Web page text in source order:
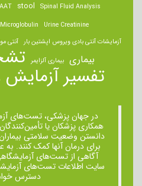
Spinal Fluid Analysis
stool
Urine Creatinine
آزمایشات آنتی بادی ویروس اپشتین بار آنتی
بیماری بیماری آلزایمر
تفسیر آزمایش
در جهان پزشکی، تست‌های
همکاری پزشکان یا
دانستن وضعیت سلامتی
برای درمان ‌آنها کمک کنند.
آگاهی از تست‌های
سایت اطلاعات تست‌های
دسترس